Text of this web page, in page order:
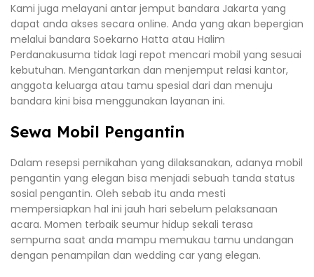
Kami juga melayani antar jemput bandara Jakarta yang
dapat anda akses secara online. Anda yang akan bepergian
melalui bandara Soekarno Hatta atau Halim
Perdanakusuma tidak lagi repot mencari mobil yang sesuai
kebutuhan. Mengantarkan dan menjemput relasi kantor,
anggota keluarga atau tamu spesial dari dan menuju
bandara kini bisa menggunakan layanan ini.
Sewa Mobil Pengantin
Dalam resepsi pernikahan yang dilaksanakan, adanya mobil
pengantin yang elegan bisa menjadi sebuah tanda status
sosial pengantin. Oleh sebab itu anda mesti
mempersiapkan hal ini jauh hari sebelum pelaksanaan
acara. Momen terbaik seumur hidup sekali terasa
sempurna saat anda mampu memukau tamu undangan
dengan penampilan dan wedding car yang elegan.